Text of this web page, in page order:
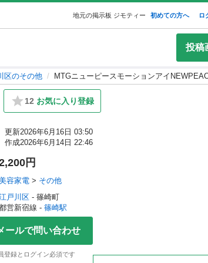
地元の掲示板 ジモティー 初めての方へ ロ
投稿
区のその他 MTGニューピースモーションアイ
12 お気に入り登録
更新2026年6月16日 03:50
作成2026年6月14日 22:46
円
容家電 > その他
戸川区 - 篠崎町
営新宿線 - 篠崎駅
ールで問い合わせ
登録とログイン必須です